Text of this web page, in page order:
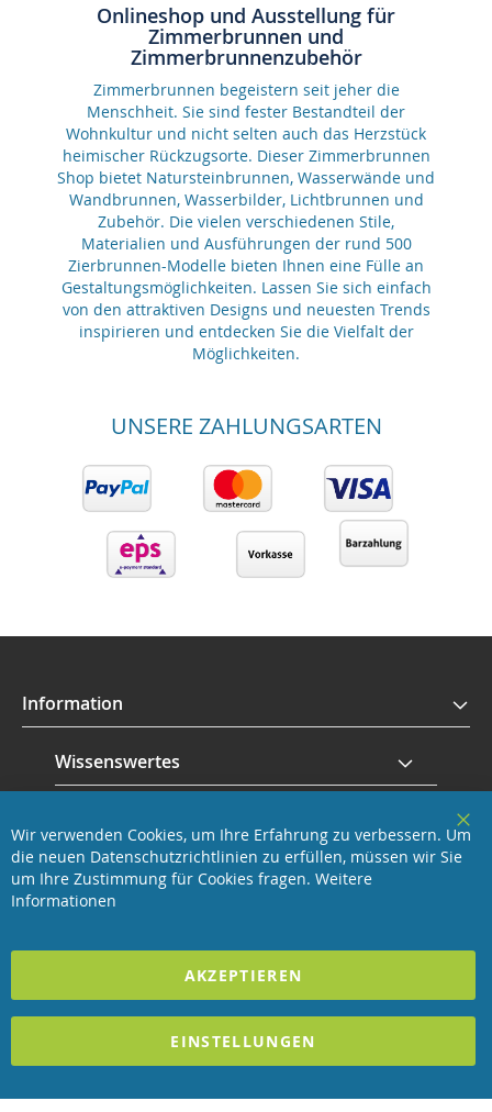
Onlineshop und Ausstellung für
Zimmerbrunnen und
Zimmerbrunnenzubehör
Zimmerbrunnen begeistern seit jeher die
Menschheit. Sie sind fester Bestandteil der
Wohnkultur und nicht selten auch das Herzstück
heimischer Rückzugsorte. Dieser Zimmerbrunnen
Shop bietet Natursteinbrunnen, Wasserwände und
Wandbrunnen, Wasserbilder, Lichtbrunnen und
Zubehör. Die vielen verschiedenen Stile,
Materialien und Ausführungen der rund 500
Zierbrunnen-Modelle bieten Ihnen eine Fülle an
Gestaltungsmöglichkeiten. Lassen Sie sich einfach
von den attraktiven Designs und neuesten Trends
inspirieren und entdecken Sie die Vielfalt der
Möglichkeiten.
UNSERE ZAHLUNGSARTEN
Information
Wissenswertes
Revisage GmbH
Wir verwenden Cookies, um Ihre Erfahrung zu verbessern. Um
die neuen Datenschutzrichtlinien zu erfüllen, müssen wir Sie
um Ihre Zustimmung für Cookies fragen. Weitere
Informationen
AKZEPTIEREN
EINSTELLUNGEN